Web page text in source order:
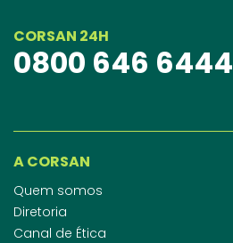
CORSAN 24H
0800 646 6444
A CORSAN
Quem somos
Diretoria
Canal de Ética